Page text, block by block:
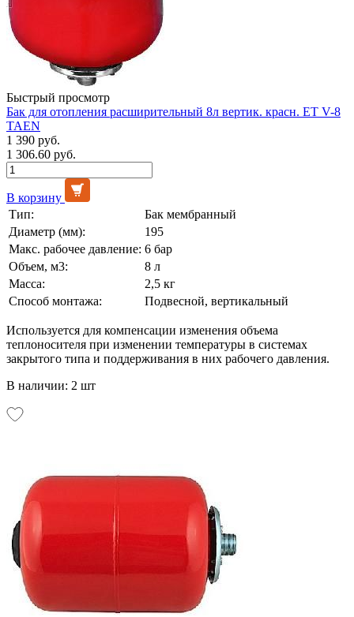
Быстрый просмотр
Бак для отопления расширительный 8л вертик. красн. ET V-8
TAEN
1 390 руб.
1 306.60 руб.
В корзину
Тип:
Бак мембранный
Диаметр (мм):
195
Макс. рабочее давление: 6 бар
Объем, м3:
8 л
Масса:
2,5 кг
Способ монтажа:
Подвесной, вертикальный
Используется для компенсации изменения объема
теплоносителя при изменении температуры в системах
закрытого типа и поддерживания в них рабочего давления.
В наличии: 2 шт